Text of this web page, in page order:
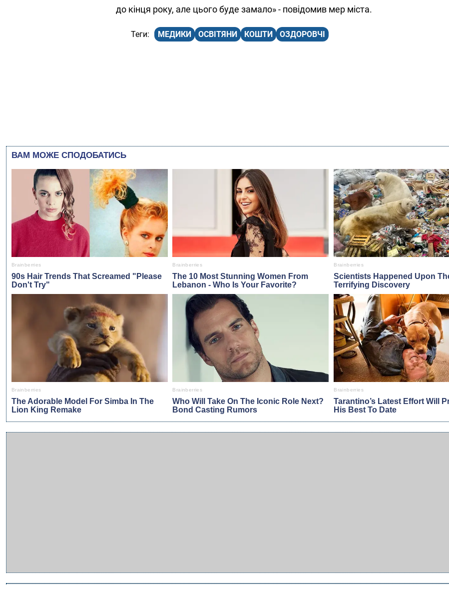
до кінця року, але цього буде замало» - повідомив мер міста.
МЕДИКИ ОСВІТЯНИ КОШТИ ОЗДОРОВЧІ